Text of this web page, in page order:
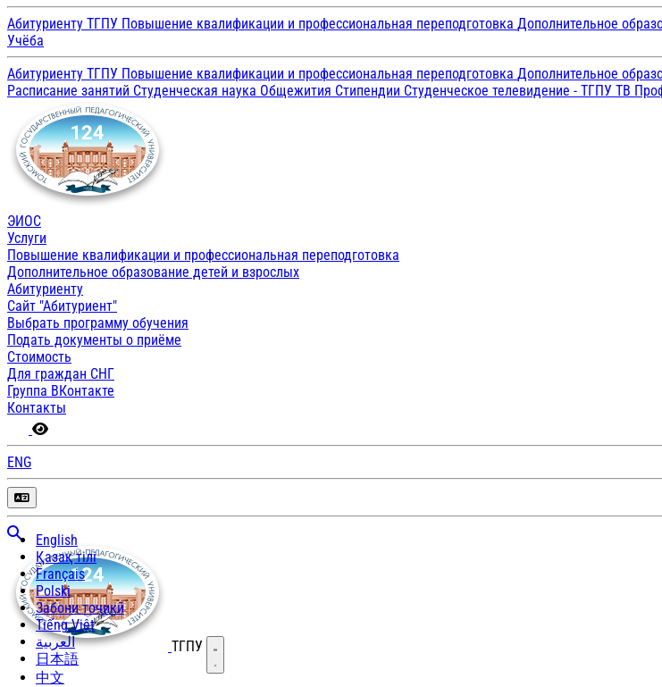
Абитуриенту ТГПУ Повышение квалификации и профессиональная переподготовка Дополнительное
Учёба
Абитуриенту ТГПУ Повышение квалификации и профессиональная переподготовка Дополнительное
Расписание занятий Студенческая наука Общежития Стипендии Студенческое телевидение - ТГПУ ТВ
ЭИОС
Услуги
Повышение квалификации и профессиональная переподготовка
Дополнительное образование детей и взрослых
Абитуриенту
Сайт "Абитуриент"
Выбрать программу обучения
Подать документы о приёме
Стоимость
Для граждан СНГ
Группа ВКонтакте
Контакты
ENG
English
Қазақ тілі
Français
Polski
Забони тоҷикӣ
Tiếng Việt
العربية
日本語
中文
ТГПУ Открыть меню